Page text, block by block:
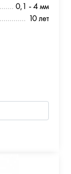
0,1 - 4 мм
10 лет